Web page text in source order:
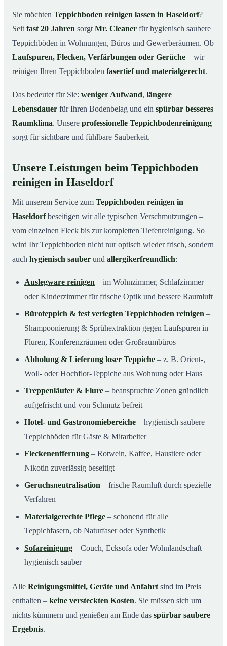
Haseldorf?
So funktioniert’s
So reinigen unsere Profis Teppichböden in Haseldorf
Sie möchten Teppichboden reinigen lassen in Haseldorf?
Seit fast 20 Jahren sorgt Mr. Cleaner für hygienisch saubere
Teppichböden in Wohnungen, Büros und Gewerberäumen. Ob
Laufspuren, Flecken, Verfärbungen oder Gerüche – wir
reinigen Ihren Teppichboden fasertief und materialgerecht.
Das bedeutet für Sie: weniger Aufwand, längere
Lebensdauer für Ihren Bodenbelag und ein spürbar besseres
Raumklima. Unsere professionelle Teppichbodenreinigung
sorgt für sichtbare und fühlbare Sauberkeit.
Unsere Leistungen beim Teppichboden
reinigen in Haseldorf
Mit unserem Service zum Teppichboden reinigen in
Haseldorfbeseitigen wir alle typischen Verschmutzungen –
vom einzelnen Fleck bis zur kompletten Tiefenreinigung. So
wird Ihr Teppichboden nicht nur optisch wieder frisch, sondern
auch hygienisch sauber und allergikerfreundlich:
Auslegware reinigen – im Wohnzimmer, Schlafzimmer
oder Kinderzimmer für frische Optik und bessere Raumluft
Büroteppich & fest verlegten Teppichboden reinigen –
Shampoonierung & Sprühextraktion gegen Laufspuren in
Fluren, Konferenzräumen oder Großraumbüros
Abholung & Lieferung loser Teppiche – z. B. Orient-,
Woll- oder Hochflor-Teppiche aus Wohnung oder Haus
Treppenläufer & Flure – beanspruchte Zonen gründlich
aufgefrischt und von Schmutz befreit
Hotel- und Gastronomiebereiche – hygienisch saubere
Teppichböden für Gäste & Mitarbeiter
Fleckenentfernung – Rotwein, Kaffee, Haustiere oder
Nikotin zuverlässig beseitigt
Geruchsneutralisation – frische Raumluft durch spezielle
Verfahren
Materialgerechte Pflege – schonend für alle
Teppichfasern, ob Naturfaser oder Synthetik
Sofareinigung – Couch, Ecksofa oder Wohnlandschaft
hygienisch sauber
Alle Reinigungsmittel, Geräte und Anfahrt sind im Preis
enthalten – keine versteckten Kosten. Sie müssen sich um
nichts kümmern und genießen am Ende das spürbar saubere
Ergebnis.